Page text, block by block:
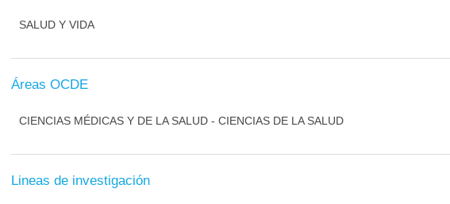
SALUD Y VIDA
Áreas OCDE
CIENCIAS MÉDICAS Y DE LA SALUD - CIENCIAS DE LA SALUD
Lineas de investigación